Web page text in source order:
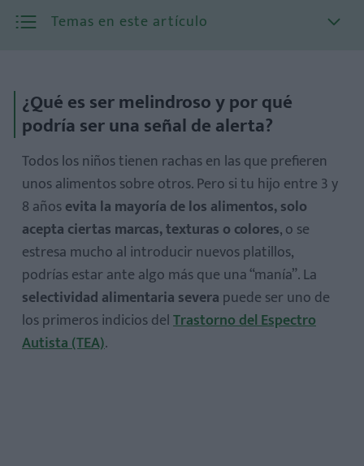
Temas en este artículo
Hiperselectividad y autismo
Indicadores clave
¿Qué es ser melindroso y por qué
podría ser una señal de alerta?
Todos los niños tienen rachas en las que prefieren
unos alimentos sobre otros. Pero si tu hijo entre 3 y
8 añosevita la mayoría de los alimentos, solo
acepta ciertas marcas, texturas o colores, o se
estresa mucho al introducir nuevos platillos,
podrías estar ante algo más que una “manía”. La
selectividad alimentaria severa puede ser uno de
los primeros indicios delTrastorno del Espectro
Autista (TEA).